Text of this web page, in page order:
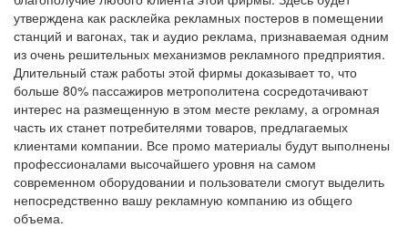
утверждена как расклейка рекламных постеров в помещении
станций и вагонах, так и аудио реклама, признаваемая одним
из очень решительных механизмов рекламного предприятия.
Длительный стаж работы этой фирмы доказывает то, что
больше 80% пассажиров метрополитена сосредотачивают
интерес на размещенную в этом месте рекламу, а огромная
часть их станет потребителями товаров, предлагаемых
клиентами компании. Все промо материалы будут выполнены
профессионалами высочайшего уровня на самом
современном оборудовании и пользователи смогут выделить
непосредственно вашу рекламную компанию из общего
объема.